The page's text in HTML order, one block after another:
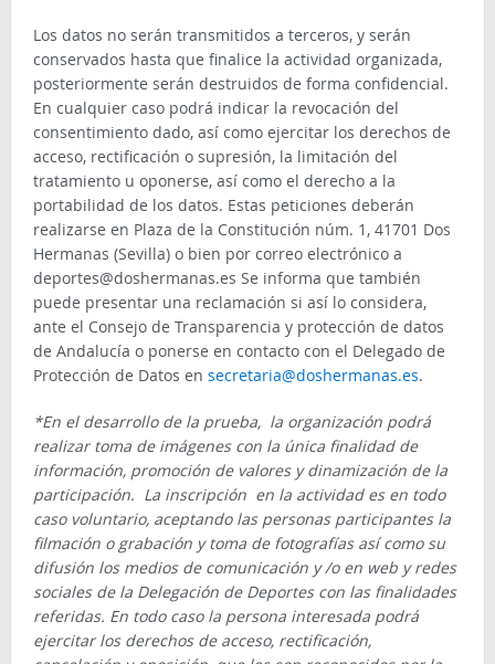
Los datos no serán transmitidos a terceros, y serán
conservados hasta que finalice la actividad organizada,
posteriormente serán destruidos de forma confidencial.
En cualquier caso podrá indicar la revocación del
consentimiento dado, así como ejercitar los derechos de
acceso, rectificación o supresión, la limitación del
tratamiento u oponerse, así como el derecho a la
portabilidad de los datos. Estas peticiones deberán
realizarse en Plaza de la Constitución núm. 1, 41701 Dos
Hermanas (Sevilla) o bien por correo electrónico a
deportes@doshermanas.es Se informa que también
puede presentar una reclamación si así lo considera,
ante el Consejo de Transparencia y protección de datos
de Andalucía o ponerse en contacto con el Delegado de
Protección de Datos en secretaria@doshermanas.es.
*En el desarrollo de la prueba, la organización podrá
realizar toma de imágenes con la única finalidad de
información, promoción de valores y dinamización de la
participación. La inscripción en la actividad es en todo
caso voluntario, aceptando las personas participantes la
filmación o grabación y toma de fotografías así como su
difusión los medios de comunicación y /o en web y redes
sociales de la Delegación de Deportes con las finalidades
referidas. En todo caso la persona interesada podrá
ejercitar los derechos de acceso, rectificación,